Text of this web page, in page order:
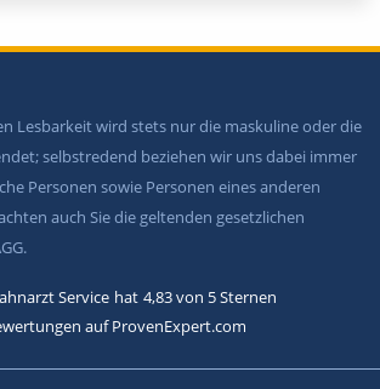
Lesbarkeit wird stets nur die maskuline oder die
selbstredend beziehen wir uns dabei immer
Personen sowie Personen eines anderen
auch Sie die geltenden gesetzlichen
Service hat 4,83von 5Sternen
auf ProvenExpert.com